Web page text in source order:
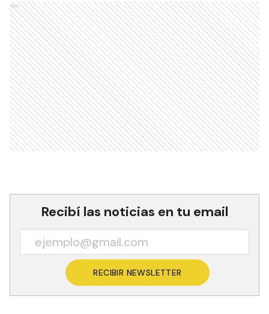
Ads
Recibí las noticias en tu email
RECIBIR NEWSLETTER